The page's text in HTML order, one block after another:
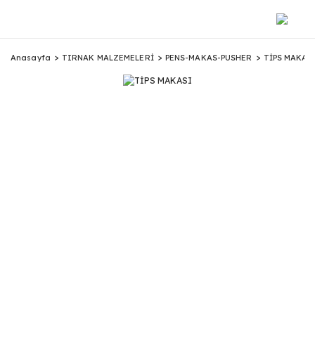
Anasayfa TIRNAK MALZEMELERİ PENS-MAKAS-PUSHER TİPS